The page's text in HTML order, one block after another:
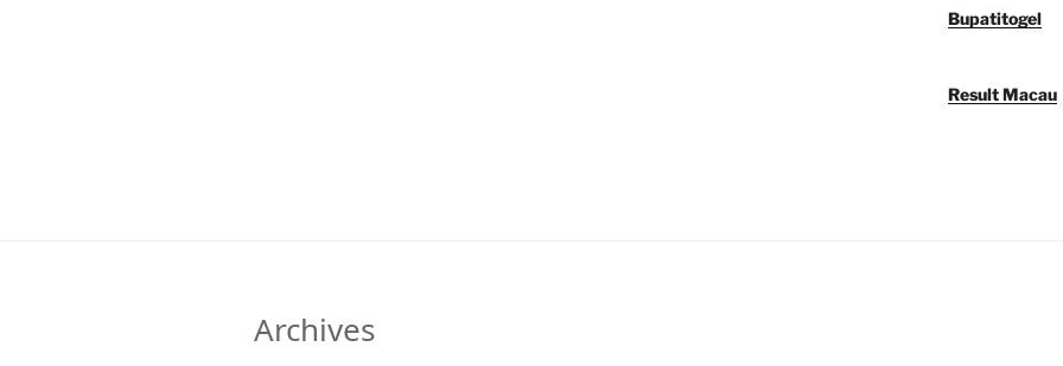
Bupatitogel
Result Macau
Archives